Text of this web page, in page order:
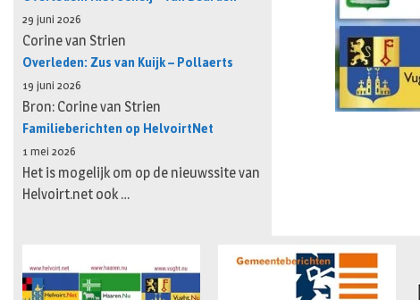
29 juni 2026
Corine van Strien
Overleden: Zus van Kuijk – Pollaerts
19 juni 2026
Bron: Corine van Strien
Familieberichten op HelvoirtNet
1 mei 2026
Het is mogelijk om op de nieuwssite van
Helvoirt.net ook …